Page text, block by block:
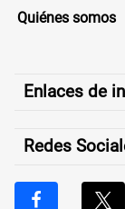
Quiénes somos
Enlaces de
Redes